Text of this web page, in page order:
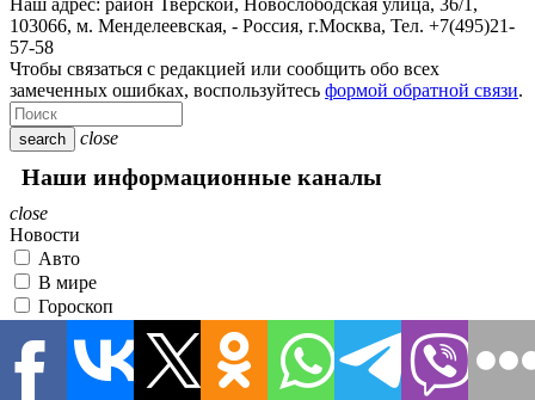
Наш адрес: район Тверской, Новослободская улица, 36/1 ,
103066, м. Менделеевская, - Россия, г.Москва, Тел. +7(495)21-
57-58
Чтобы связаться с редакцией или сообщить обо всех
замеченных ошибках, воспользуйтесь формой обратной связи.
search close
Наши информационные каналы
close
Новости
Авто
В мире
Гороскоп
Культура
Наука